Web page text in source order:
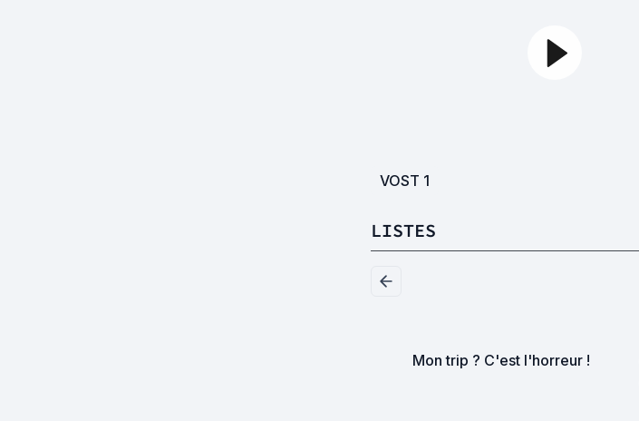
VOST 1
LISTES
Mon trip ? C'est l'horreur !